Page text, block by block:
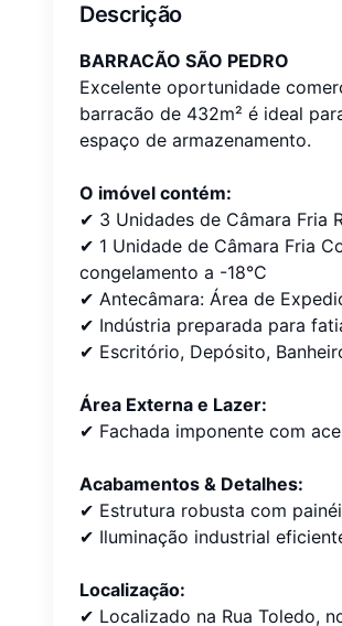
Descrição
BARRACÃO SÃO PEDRO
Excelente oportunidade
barracão de 432m² é ideal
espaço de armazenamento.
O imóvel contém:
✔ 3 Unidades de Câmara Fria
✔ 1 Unidade de Câmara Fria
congelamento a -18°C
✔ Antecâmara: Área de
✔ Indústria preparada para
✔ Escritório, Depósito,
Área Externa e Lazer:
✔ Fachada imponente com
Acabamentos & Detalhes:
✔ Estrutura robusta com
✔ Iluminação industrial
Localização:
✔ Localizado na Rua Toledo,